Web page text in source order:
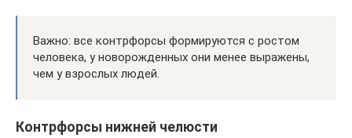
Важно: все контрфорсы формируются с ростом
человека, у новорожденных они менее выражены,
чем у взрослых людей.
Контрфорсы нижней челюсти